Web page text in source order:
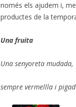
només els ajudem i,
productes de la
Una fruita
Una senyoreta mudada,
sempre vermellla i